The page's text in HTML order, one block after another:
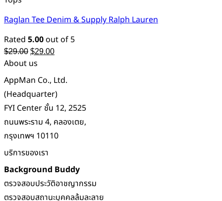
Raglan Tee Denim & Supply Ralph Lauren
Rated 5.00out of 5
$29.00 Original
was:
$29.00.
$29.00Current
$29.00.
About us
AppMan Co., Ltd.
(Headquarter)
FYI Center ชั้น 12, 2525
ถนนพระราม 4, คลองเตย,
กรุงเทพฯ 10110
บริการของเรา
Background Buddy
ตรวจสอบประวัติอาชญากรรม
ตรวจสอบสถานะบุคคลล้มละลาย